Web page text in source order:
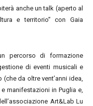
anche un talk (aperto al
e territorio” con Gaia
percorso di formazione
di eventi musicali e
da oltre vent’anni idea,
manifestazioni in Puglia e,
Art&Lab Lu